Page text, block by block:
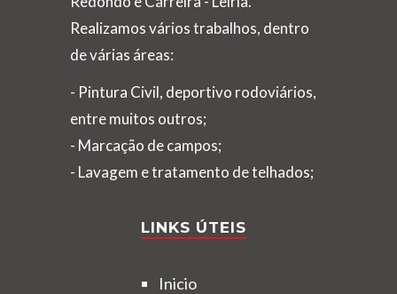
Realizamos vários trabalhos, dentro
de várias áreas:
- Pintura Civil, deportivo rodoviários,
entre muitos outros;
- Marcação de campos;
- Lavagem e tratamento de telhados;
LINKS ÚTEIS
Inicio